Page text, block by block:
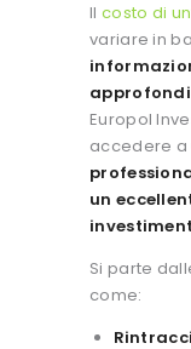
Il costo di
variare in
Europol
accedere a
un
Si parte
come: